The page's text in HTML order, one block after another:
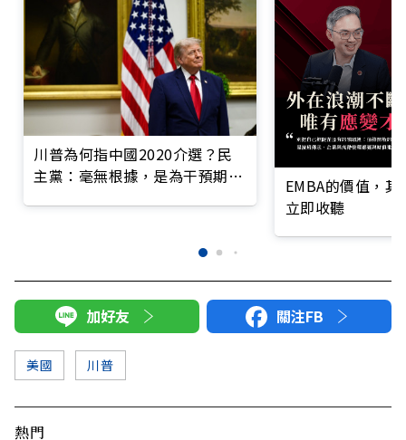
川普為何指中國2020介選？民
主黨：毫無根據，是為干預期中
EMBA的價值，
立即收聽
加好友 關注FB
美國 川普
熱門